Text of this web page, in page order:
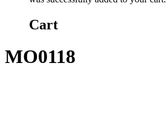
Cart
MO0118